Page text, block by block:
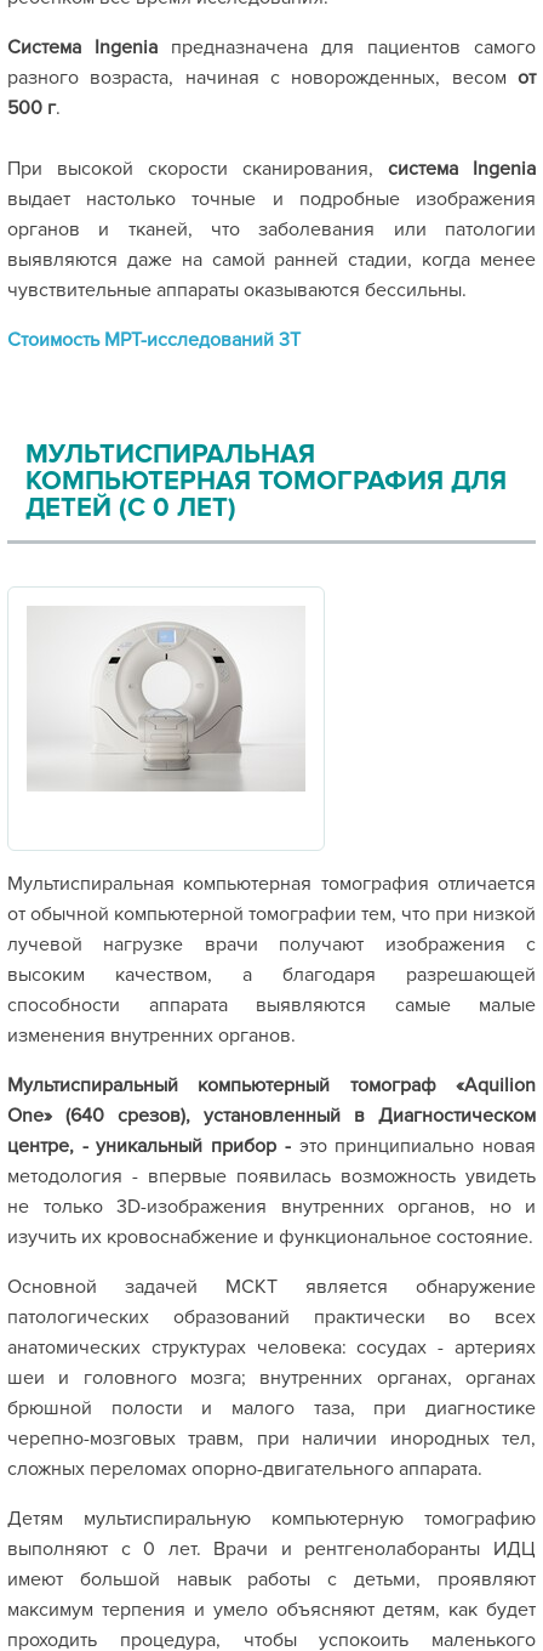
Система Ingenia предназначена для пациентов самого
разного возраста, начиная с новорожденных, весом от
500 г.
При высокой скорости сканирования, система Ingenia
выдает настолько точные и подробные изображения
органов и тканей, что заболевания или патологии
выявляются даже на самой ранней стадии, когда менее
чувствительные аппараты оказываются бессильны.
Стоимость МРТ-исследований 3Т
МУЛЬТИСПИРАЛЬНАЯ
КОМПЬЮТЕРНАЯ ТОМОГРАФИЯ ДЛЯ
ДЕТЕЙ (С 0 ЛЕТ)
Мультиспиральная компьютерная томография отличается
от обычной компьютерной томографии тем, что при низкой
лучевой нагрузке врачи получают изображения с
высоким качеством, а благодаря разрешающей
способности аппарата выявляются самые малые
изменения внутренних органов.
Мультиспиральный компьютерный томограф «Aquilion
One» (640 срезов), установленный в Диагностическом
центре, - уникальный прибор - это принципиально новая
методология - впервые появилась возможность увидеть
не только 3D-изображения внутренних органов, но и
изучить их кровоснабжение и функциональное состояние.
Основной задачей МСКТ является обнаружение
патологических образований практически во всех
анатомических структурах человека: сосудах - артериях
шеи и головного мозга; внутренних органах, органах
брюшной полости и малого таза, при диагностике
черепно-мозговых травм, при наличии инородных тел,
сложных переломах опорно-двигательного аппарата.
Детям мультиспиральную компьютерную томографию
выполняют с 0 лет. Врачи и рентгенолаборанты ИДЦ
имеют большой навык работы с детьми, проявляют
максимум терпения и умело объясняют детям, как будет
проходить процедура, чтобы успокоить маленького